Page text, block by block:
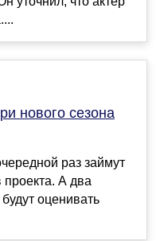
нового сезона
раз займут
проекта. А два
оценивать